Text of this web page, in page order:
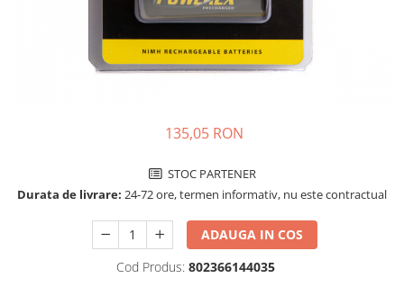
Invertoare Hibrid
MPPT
Convertoare de tensiune
Sisteme de stocare energie
135,05 RON
STOC PARTENER
Durata de livrare: 24-72 ore, termen informativ, nu este contractual
ADAUGA IN COS
Cod Produs: 802366144035